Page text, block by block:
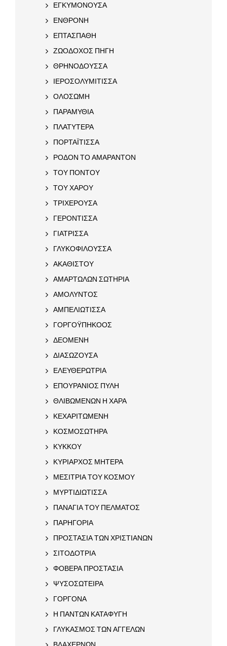
ΕΓΚΥΜΟΝΟΥΣΑ
ΕΝΘΡΟΝΗ
ΕΠΤΑΣΠΑΘΗ
ΖΩΟΔΟΧΟΣ ΠΗΓΗ
ΘΡΗΝΟΔΟΥΣΣΑ
ΙΕΡΟΣΟΛΥΜΙΤΙΣΣΑ
ΟΛΟΣΩΜΗ
ΠΑΡΑΜΥΘΙΑ
ΠΛΑΤΥΤΕΡΑ
ΠΟΡΤΑΪΤΙΣΣΑ
ΡΟΔΟΝ ΤΟ ΑΜΑΡΑΝΤΟΝ
ΤΟΥ ΠΟΝΤΟΥ
ΤΟΥ ΧΑΡΟΥ
ΤΡΙΧΕΡΟΥΣΑ
ΓΕΡΟΝΤΙΣΣΑ
ΓΙΑΤΡΙΣΣΑ
ΓΛΥΚΟΦΙΛΟΥΣΣΑ
ΑΚΑΘΙΣΤΟΥ
ΑΜΑΡΤΩΛΩΝ ΣΩΤΗΡΙΑ
ΑΜΟΛΥΝΤΟΣ
ΑΜΠΕΛΙΩΤΙΣΣΑ
ΓΟΡΓΟΫΠΗΚΟΟΣ
ΔΕΟΜΕΝΗ
ΔΙΑΣΩΖΟΥΣΑ
ΕΛΕΥΘΕΡΩΤΡΙΑ
ΕΠΟΥΡΑΝΙΟΣ ΠΥΛΗ
ΘΛΙΒΩΜΕΝΩΝ Η ΧΑΡΑ
ΚΕΧΑΡΙΤΩΜΕΝΗ
ΚΟΣΜΟΣΩΤΗΡΑ
ΚΥΚΚΟΥ
ΚΥΡΙΑΡΧΟΣ ΜΗΤΕΡΑ
ΜΕΣΙΤΡΙΑ ΤΟΥ ΚΟΣΜΟΥ
ΜΥΡΤΙΔΙΩΤΙΣΣΑ
ΠΑΝΑΓΙΑ ΤΟΥ ΠΕΛΜΑΤΟΣ
ΠΑΡΗΓΟΡΙΑ
ΠΡΟΣΤΑΣΙΑ ΤΩΝ ΧΡΙΣΤΙΑΝΩΝ
ΣΙΤΟΔΟΤΡΙΑ
ΦΟΒΕΡΑ ΠΡΟΣΤΑΣΙΑ
ΨΥΣΟΣΩΤΕΙΡΑ
ΓΟΡΓΟΝΑ
Η ΠΑΝΤΩΝ ΚΑΤΑΦΥΓΗ
ΓΛΥΚΑΣΜΟΣ ΤΩΝ ΑΓΓΕΛΩΝ
ΒΛΑΧΕΡΝΩΝ